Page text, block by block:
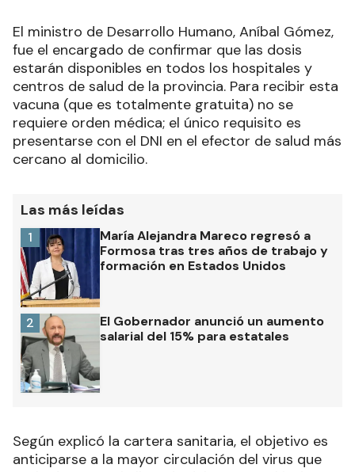
El ministro de Desarrollo Humano, Aníbal Gómez,
fue el encargado de confirmar que las dosis
estarán disponibles en todos los hospitales y
centros de salud de la provincia. Para recibir esta
vacuna (que es totalmente gratuita) no se
requiere orden médica; el único requisito es
presentarse con el DNI en el efector de salud más
cercano al domicilio.
Las más leídas
María Alejandra Mareco regresó a
Formosa tras tres años de trabajo y
formación en Estados Unidos
1
El Gobernador anunció un aumento
salarial del 15% para estatales
2
Según explicó la cartera sanitaria, el objetivo es
anticiparse a la mayor circulación del virus que